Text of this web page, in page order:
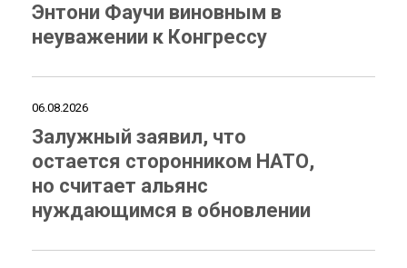
Энтони Фаучи виновным в
неуважении к Конгрессу
06.08.2026
Залужный заявил, что
остается сторонником НАТО,
но считает альянс
нуждающимся в обновлении